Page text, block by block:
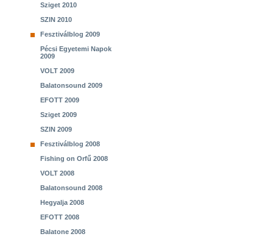
Sziget 2010
SZIN 2010
Fesztiválblog 2009
Pécsi Egyetemi Napok
2009
VOLT 2009
Balatonsound 2009
EFOTT 2009
Sziget 2009
SZIN 2009
Fesztiválblog 2008
Fishing on Orfű 2008
VOLT 2008
Balatonsound 2008
Hegyalja 2008
EFOTT 2008
Balatone 2008